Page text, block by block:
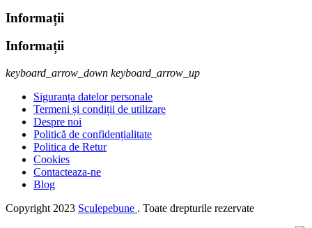
Informații
Informații
keyboard_arrow_down keyboard_arrow_up
Siguranța datelor personale
Termeni și condiții de utilizare
Despre noi
Politică de confidențialitate
Politica de Retur
Cookies
Contacteaza-ne
Blog
Copyright 2023 Sculepebune . Toate drepturile rezervate